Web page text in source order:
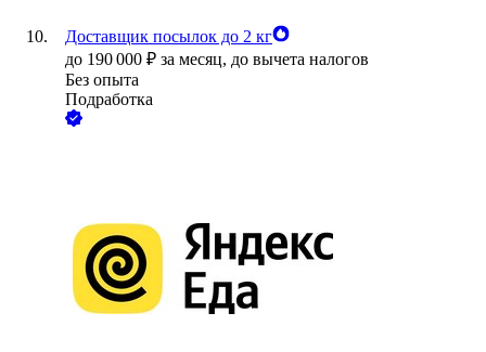
Доставщик посылок до 2 кг
до 190 000 ₽ за месяц, до вычета налогов
Без опыта
Подработка